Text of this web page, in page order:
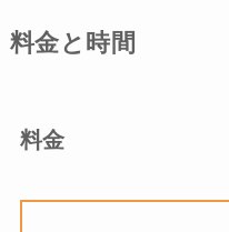
料金と時間
料金